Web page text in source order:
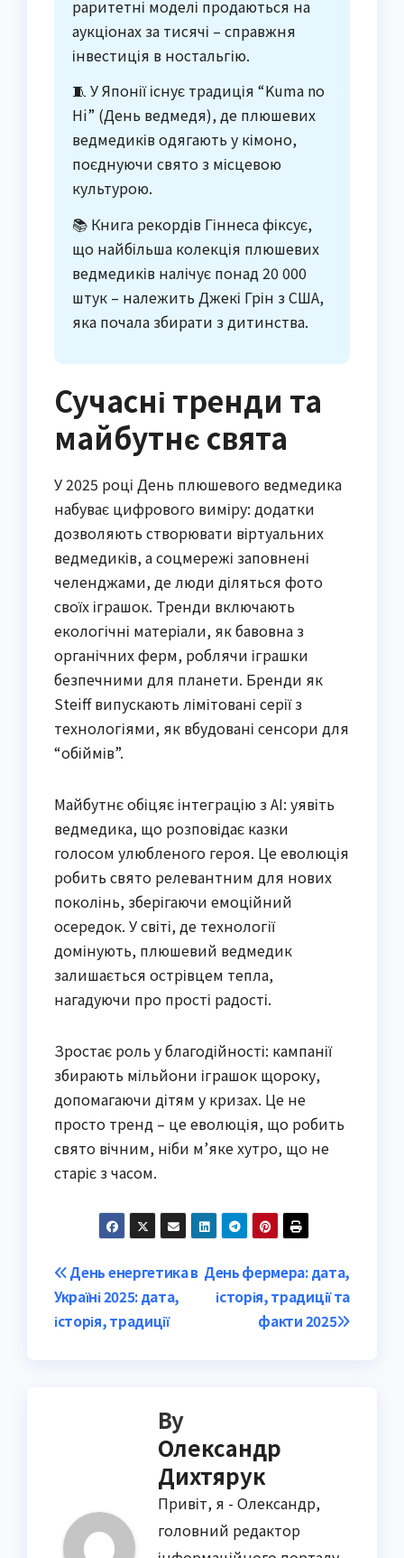
раритетні моделі продаються на
аукціонах за тисячі – справжня
інвестиція в ностальгію.
🧵 У Японії існує традиція “Kuma no
Hi” (День ведмедя), де плюшевих
ведмедиків одягають у кімоно,
поєднуючи свято з місцевою
культурою.
📚 Книга рекордів Гіннеса фіксує,
що найбільша колекція плюшевих
ведмедиків налічує понад 20 000
штук – належить Джекі Грін з США,
яка почала збирати з дитинства.
Сучасні тренди та
майбутнє свята
У 2025 році День плюшевого ведмедика
набуває цифрового виміру: додатки
дозволяють створювати віртуальних
ведмедиків, а соцмережі заповнені
челенджами, де люди діляться фото
своїх іграшок. Тренди включають
екологічні матеріали, як бавовна з
органічних ферм, роблячи іграшки
безпечними для планети. Бренди як
Steiff випускають лімітовані серії з
технологіями, як вбудовані сенсори для
“обіймів”.
Майбутнє обіцяє інтеграцію з AI: уявіть
ведмедика, що розповідає казки
голосом улюбленого героя. Це еволюція
робить свято релевантним для нових
поколінь, зберігаючи емоційний
осередок. У світі, де технології
домінують, плюшевий ведмедик
залишається острівцем тепла,
нагадуючи про прості радості.
Зростає роль у благодійності: кампанії
збирають мільйони іграшок щороку,
допомагаючи дітям у кризах. Це не
просто тренд – це еволюція, що робить
свято вічним, ніби м’яке хутро, що не
старіє з часом.
Post
navigation
День фермера: дата,
історія, традиції та
факти 2025
День енергетика в
Україні 2025: дата,
історія, традиції
By
Олександр
Дихтярук
Привіт, я - Олександр,
головний редактор